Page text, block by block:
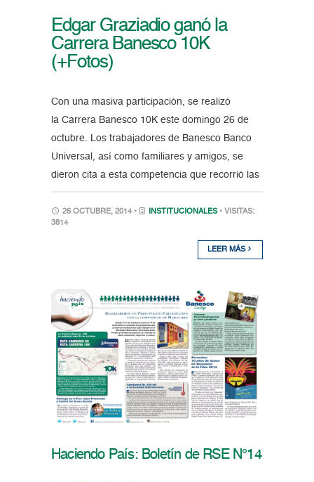
Edgar Graziadio ganó la
Carrera Banesco 10K
(+Fotos)
Con una masiva participación, se realizó
la Carrera Banesco 10K este domingo 26 de
octubre. Los trabajadores de Banesco Banco
Universal, así como familiares y amigos, se
dieron cita a esta competencia que recorrió las
26 OCTUBRE, 2014 • INSTITUCIONALES • VISITAS:
3814
LEER MÁS
Haciendo País: Boletín de RSE N°14